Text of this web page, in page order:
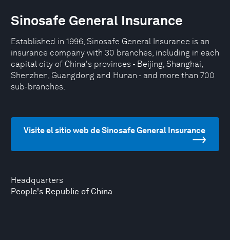
Headquarters
People's Republic of China
Sinosafe General Insurance
Established in 1996, Sinosafe General Insurance is an
insurance company with 30 branches, including in each
capital city of China's provinces - Beijing, Shanghai,
Shenzhen, Guangdong and Hunan - and more than 700
sub-branches.
Visite el sitio web de Sinosafe General Insurance